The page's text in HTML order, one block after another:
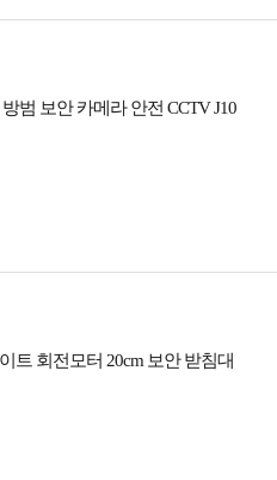
범 보안 카메라 안전 CCTV J10
트 회전모터 20cm 보안 받침대